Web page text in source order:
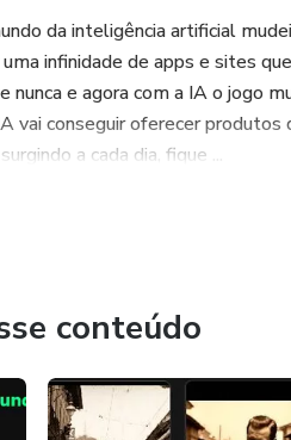
da inteligência artificial
infinidade de apps e sites
e agora com a IA o jogo
vai conseguir oferecer produtos
a cada dia, fique ...
conteúdo